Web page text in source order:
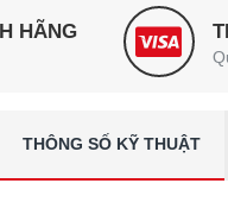
HÃNG
THÔNG SỐ KỸ THUẬT